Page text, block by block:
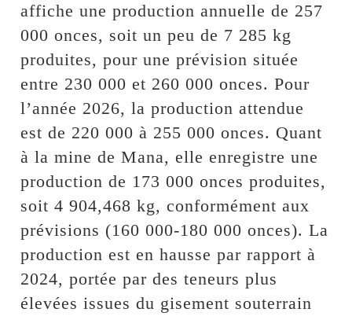
affiche une production annuelle de 257
000 onces, soit un peu de 7 285 kg
produites, pour une prévision située
entre 230 000 et 260 000 onces. Pour
l’année 2026, la production attendue
est de 220 000 à 255 000 onces. Quant
à la mine de Mana, elle enregistre une
production de 173 000 onces produites,
soit 4 904,468 kg, conformément aux
prévisions (160 000-180 000 onces). La
production est en hausse par rapport à
2024, portée par des teneurs plus
élevées issues du gisement souterrain